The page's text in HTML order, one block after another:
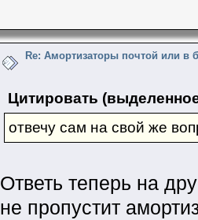
Re: Амортизаторы почтой или в
Цитировать
отвечу сам на свой же
Ответь теперь на
не пропустит